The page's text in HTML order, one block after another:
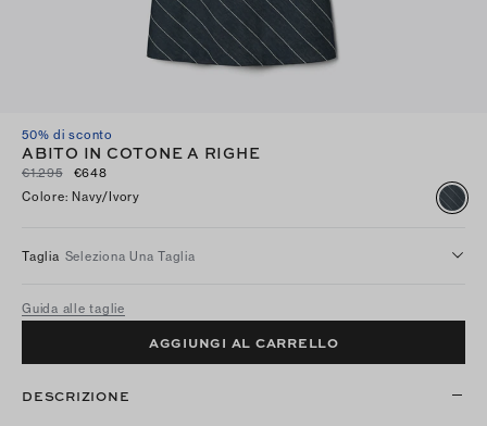
50% di sconto
ABITO IN COTONE A RIGHE
€1.295
€648
Colore: Navy/ivory
Taglia Seleziona Una Taglia
Guida alle taglie
AGGIUNGI AL CARRELLO
DESCRIZIONE